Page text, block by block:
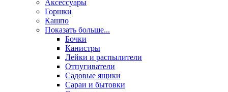
Аксессуары
Горшки
Кашпо
Показать больше...
Бочки
Канистры
Лейки и распылители
Отпугиватели
Садовые ящики
Сараи и бытовки